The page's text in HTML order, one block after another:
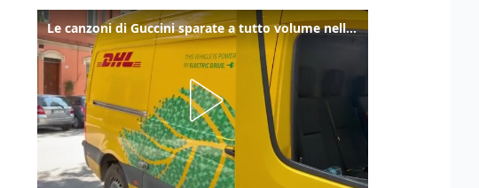
Le canzoni di Guccini sparate a tutto volume nella strada dove abitava